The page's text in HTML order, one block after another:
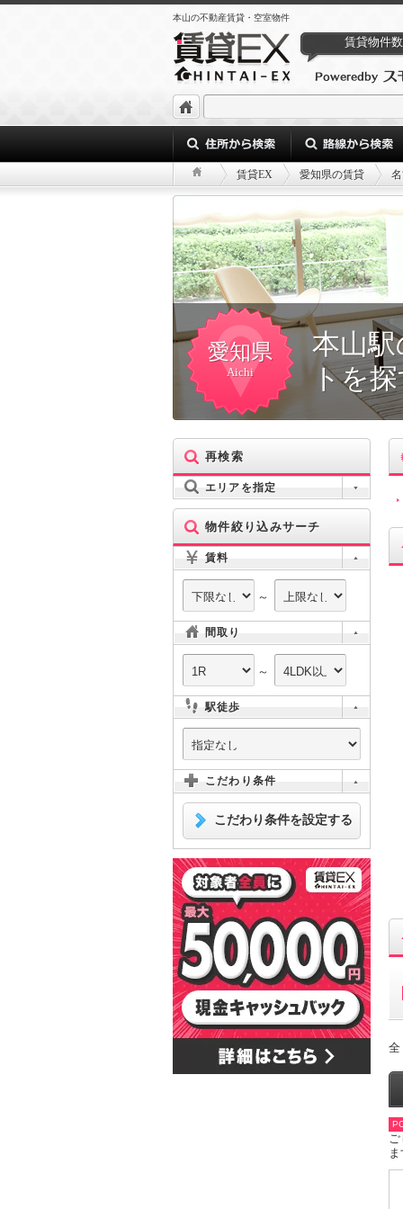
本山の不動産賃貸・空室物件
賃貸物件数
賃貸EX 愛知県の賃貸
愛知県
Aichi
本山
トを
再検索
エリアを指定
物件絞り込みサーチ
賃料
～
間取り
～
駅徒歩
こだわり条件
こだわり条件を設定する
全